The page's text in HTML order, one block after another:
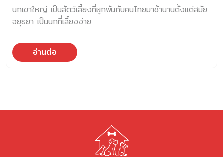
นกเขาใหญ่ เป็นสัตว์เลี้ยงที่ผูกพันกับคนไทยมาช้านานตั้งแต่สมัย
อยุธยา เป็นนกที่เลี้ยงง่าย
อ่านต่อ